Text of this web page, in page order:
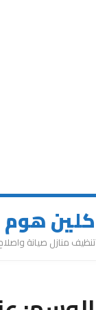
كلين هوم
تنظيف منازل صيانة واصلاح